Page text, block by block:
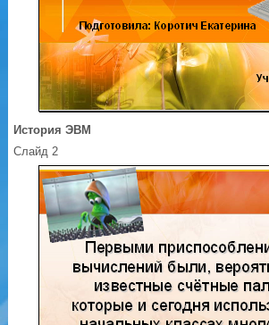
История ЭВМ
Слайд 2